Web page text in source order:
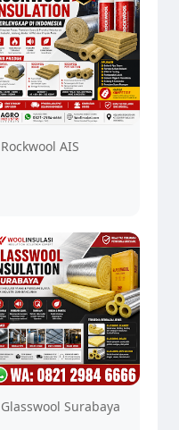
Rockwool AIS
Glasswool Surabaya